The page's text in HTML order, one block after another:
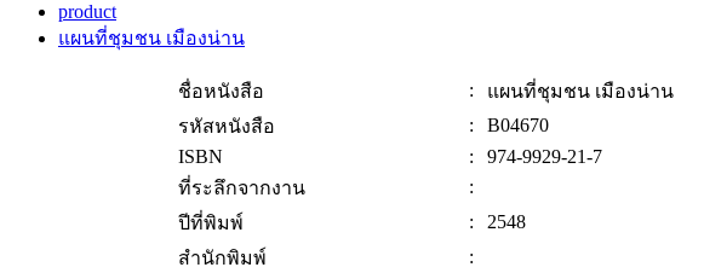
product
แผนที่ชุมชน เมืองน่าน
ชื่อหนังสือ :
แผนที่ชุมชน เมืองน่าน
รหัสหนังสือ
:
B04670
ISBN
:
974-9929-21-7
ที่ระลึกจากงาน
:
ปีที่พิมพ์
:
2548
สำนักพิมพ์
: